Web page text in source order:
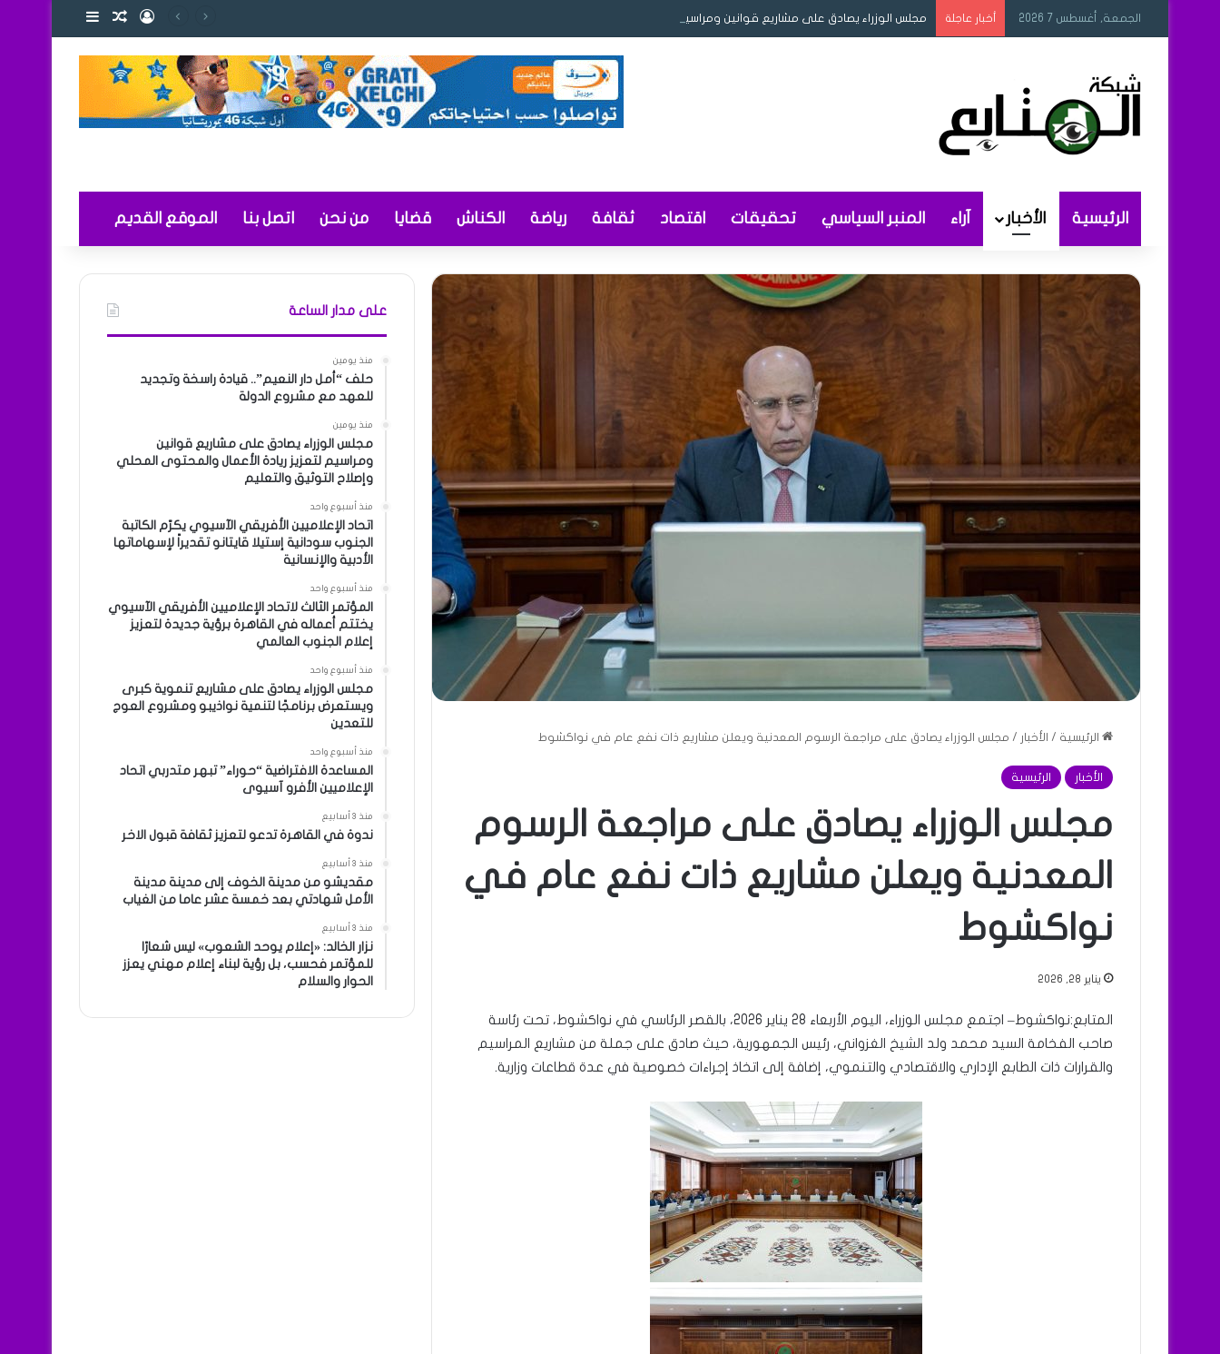
الجمعة, أغسطس 7 2026 أخبار عاجلة مجلس الوزراء يصادق على مشاريع قوانين ومراسيم لتعزيز ريادة الأعمال والمحتوى المحلي وإصلاح التوثيق والتعليم تسجيل الدخول
مقال عشوائي
إضافة عمود
الرئيسية الأخبار آراء المنبر السياسي تحقيقات اقتصاد ثقافة رياضة الكناش قضايا من نحن اتصل بنا الموقع القديم
الرئيسية / الأخبار / مجلس الوزراء يصادق على مراجعة الرسوم المعدنية ويعلن مشاريع ذات نفع عام في نواكشوط
الأخبار الرئيسية
مجلس الوزراء يصادق على مراجعة الرسوم
المعدنية ويعلن مشاريع ذات نفع عام في
نواكشوط
يناير 28, 2026
المتابع:نواكشوط– اجتمع مجلس الوزراء، اليوم الأربعاء 28 يناير 2026، بالقصر الرئاسي في نواكشوط، تحت رئاسة
صاحب الفخامة السيد محمد ولد الشيخ الغزواني، رئيس الجمهورية، حيث صادق على جملة من مشاريع المراسيم
والقرارات ذات الطابع الإداري والاقتصادي والتنموي، إضافة إلى اتخاذ إجراءات خصوصية في عدة قطاعات وزارية.
على مدار الساعة
منذ يومين
حلف “أمل دار النعيم”.. قيادة راسخة وتجديد
للعهد مع مشروع الدولة
منذ يومين
مجلس الوزراء يصادق على مشاريع قوانين
ومراسيم لتعزيز ريادة الأعمال والمحتوى المحلي
وإصلاح التوثيق والتعليم
منذ أسبوع واحد
اتحاد الإعلاميين الأفريقي الآسيوي يكرّم الكاتبة
الجنوب سودانية إستيلا قايتانو تقديراً لإسهاماتها
الأدبية والإنسانية
منذ أسبوع واحد
المؤتمر الثالث لاتحاد الإعلاميين الأفريقي الآسيوي
يختتم أعماله في القاهرة برؤية جديدة لتعزيز
إعلام الجنوب العالمي
منذ أسبوع واحد
مجلس الوزراء يصادق على مشاريع تنموية كبرى
ويستعرض برنامجًا لتنمية نواذيبو ومشروع العوج
للتعدين
منذ أسبوع واحد
المساعدة الافتراضية “حوراء” تبهر متدربي اتحاد
الإعلاميين الأفرو آسيوى
منذ 3 أسابيع
ندوة في القاهرة تدعو لتعزيز ثقافة قبول الاخر
منذ 3 أسابيع
مقديشو من مدينة الخوف إلى مدينة مدينة
الأمل شهادتي بعد خمسة عشر عاما من الغياب
منذ 3 أسابيع
نزار الخالد: «إعلام يوحد الشعوب» ليس شعارًا
للمؤتمر فحسب، بل رؤية لبناء إعلام مهني يعزز
الحوار والسلام